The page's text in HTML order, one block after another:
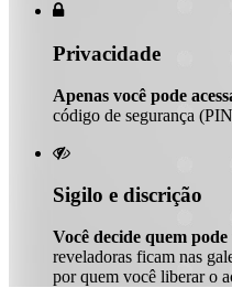

Privacidade
Apenas você pode
código de segurança

Sigilo e discrição
Você decide quem
reveladoras ficam nas
por quem você liberar o